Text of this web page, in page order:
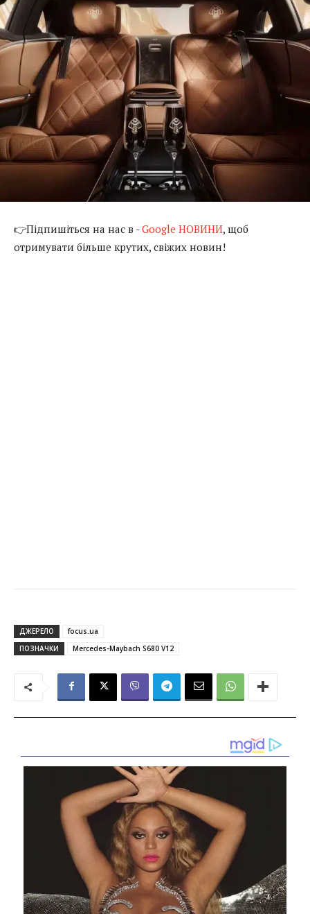
👉Підпишіться на нас в -Google НОВИНИ, щоб
отримувати більше крутих, свіжих новин!
ДЖЕРЕЛО
focus.ua
ПОЗНАЧКИ
Mercedes-Maybach S680 V12